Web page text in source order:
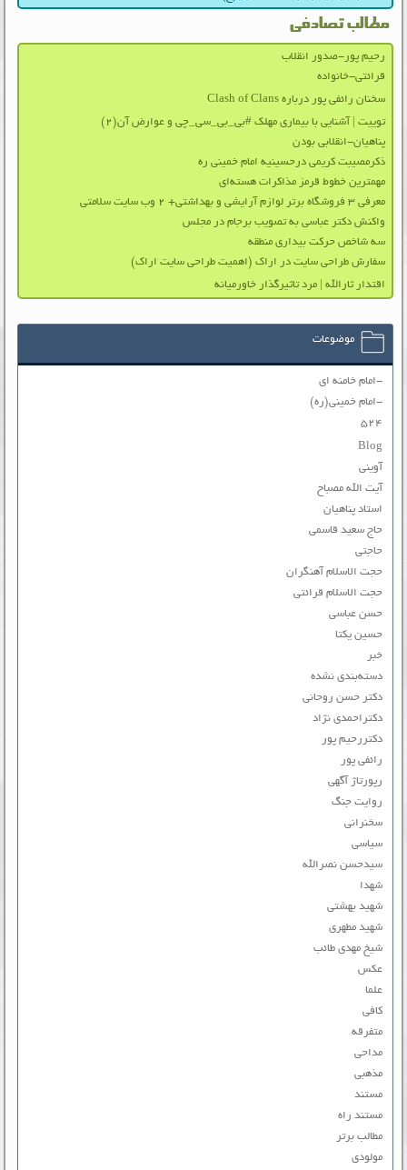
مطالب تصادفی
رحیم پور-صدور انقلاب
قرائتی-خانواده
سخنان رائفی پور درباره Clash of Clans
توییت | آشنایی با بیماری مهلک #بی_بی_سی_چی و عوارض آن(۲)
پناهیان-انقلابی بودن
ذکرمصیبت کریمی درحسینیه امام خمینی ره
مهمترین خطوط قرمز مذاکرات هسته‌ای
معرفی ۳ فروشگاه برتر لوازم آرایشی و بهداشتی+ ۲ وب سایت سلامتی
واکنش دکتر عباسی به تصویب برجام در مجلس
سه شاخص حرکت بیداری منطقه
سفارش طراحی سایت در اراک (اهمیت طراحی سایت اراک)
اقتدار ثارالله | مرد تاثیرگذار خاورمیانه
موضوعات
-امام خامنه ای
-امام خمینی(ره)
۵۲۴
Blog
آوینی
آیت الله مصباح
استاد پناهیان
حاج سعید قاسمی
حاجتی
حجت الاسلام آهنگران
حجت الاسلام قرائتی
حسن عباسی
حسین یکتا
خبر
دسته‌بندی نشده
دکتر حسن روحانی
دکتراحمدی نژاد
دکتررحیم پور
رائفی پور
رپورتاژ آگهی
روایت جنگ
سخنرانی
سیاسی
سیدحسن نصرالله
شهدا
شهید بهشتی
شهید مطهری
شیخ مهدی طائب
عکس
علما
کافی
متفرقه
مداحی
مذهبی
مستند
مستند راه
مطالب برتر
مولودی